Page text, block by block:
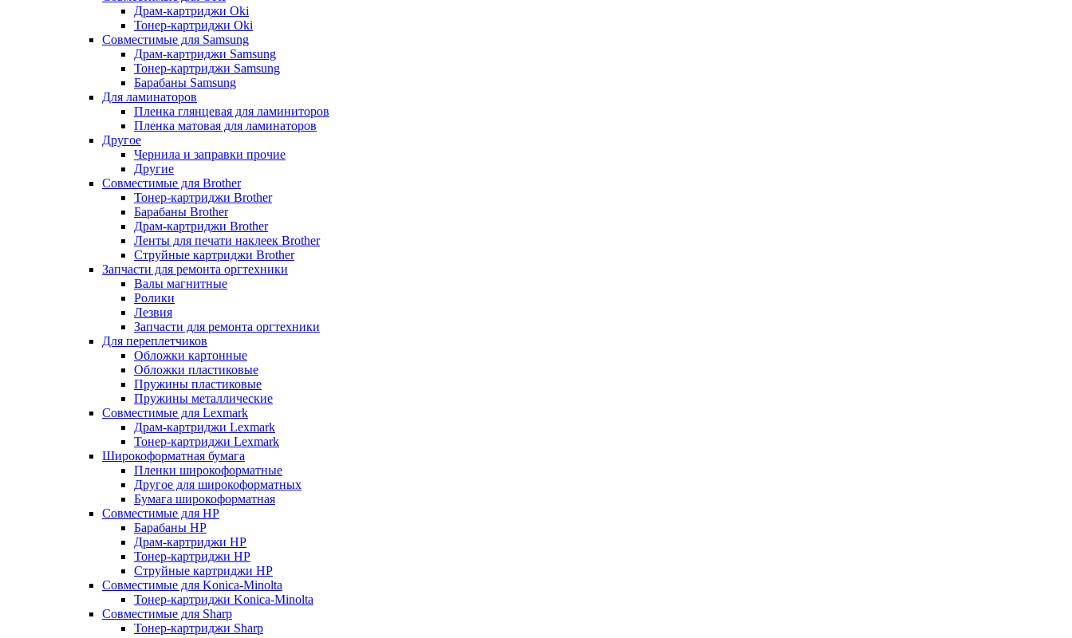
Драм-картриджи Oki
Тонер-картриджи Oki
Совместимые для Samsung
Драм-картриджи Samsung
Тонер-картриджи Samsung
Барабаны Samsung
Для ламинаторов
Пленка глянцевая для ламиниторов
Пленка матовая для ламинаторов
Другое
Чернила и заправки прочие
Другие
Совместимые для Brother
Тонер-картриджи Brother
Барабаны Brother
Драм-картриджи Brother
Ленты для печати наклеек Brother
Струйные картриджи Brother
Запчасти для ремонта оргтехники
Валы магнитные
Ролики
Лезвия
Запчасти для ремонта оргтехники
Для переплетчиков
Обложки картонные
Обложки пластиковые
Пружины пластиковые
Пружины металлические
Совместимые для Lexmark
Драм-картриджи Lexmark
Тонер-картриджи Lexmark
Широкоформатная бумага
Пленки широкоформатные
Другое для широкоформатных
Бумага широкоформатная
Совместимые для HP
Барабаны HP
Драм-картриджи HP
Тонер-картриджи HP
Струйные картриджи HP
Совместимые для Konica-Minolta
Тонер-картриджи Konica-Minolta
Совместимые для Sharp
Тонер-картриджи Sharp